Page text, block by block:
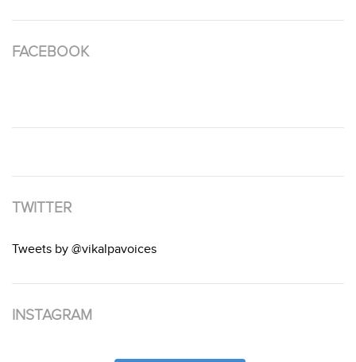
FACEBOOK
TWITTER
Tweets by @vikalpavoices
INSTAGRAM